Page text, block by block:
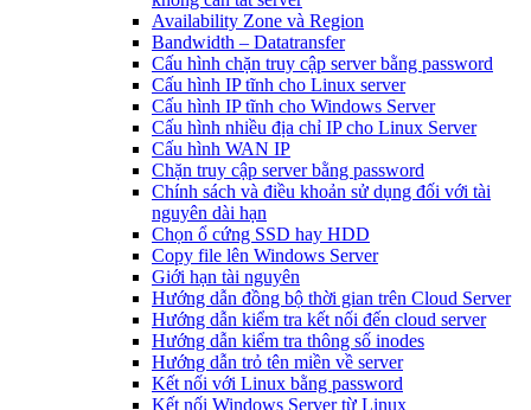
Availability Zone và Region
Bandwidth – Datatransfer
Cấu hình chặn truy cập server bằng password
Cấu hình IP tĩnh cho Linux server
Cấu hình IP tĩnh cho Windows Server
Cấu hình nhiều địa chỉ IP cho Linux Server
Cấu hình WAN IP
Chặn truy cập server bằng password
Chính sách và điều khoản sử dụng đối với tài
nguyên dài hạn
Chọn ổ cứng SSD hay HDD
Copy file lên Windows Server
Giới hạn tài nguyên
Hướng dẫn đồng bộ thời gian trên Cloud Server
Hướng dẫn kiểm tra kết nối đến cloud server
Hướng dẫn kiểm tra thông số inodes
Hướng dẫn trỏ tên miền về server
Kết nối với Linux bằng password
Kết nối Windows Server từ Linux